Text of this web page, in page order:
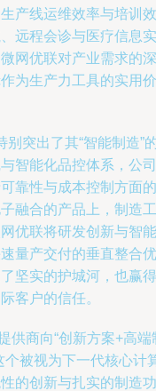
产线运维效率与培训效
远程会诊与医疗信息实
网优联对产业需求的深
为生产力工具的实用价
突出了其“智能制造”
智能化品控体系，公司
靠性与成本控制方面的
融合的产品上，制造工
优联将研发创新与智能
量产交付的垂直整合优
坚实的护城河，也赢得
客户的信任。
供商向“创新方案+高端
个被视为下一代核心计
的创新与扎实的制造功